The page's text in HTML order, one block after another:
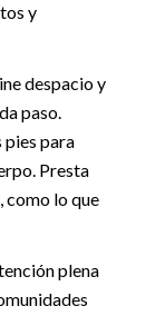
y
despacio y
paso.
pies para
Presta
como lo que
plena